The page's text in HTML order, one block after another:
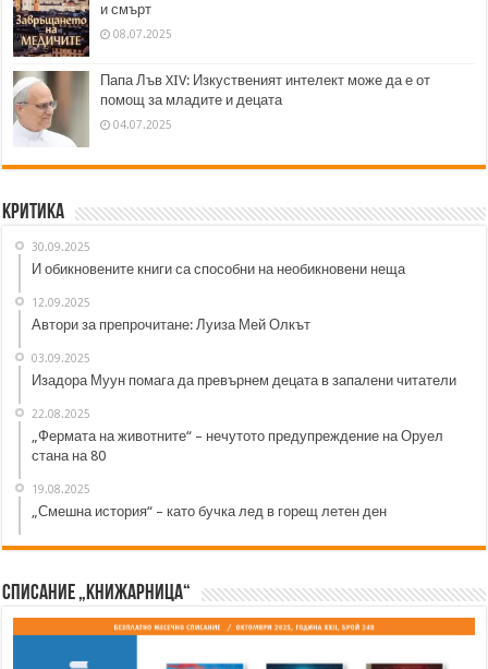
и смърт
08.07.2025
Папа Лъв XIV: Изкуственият интелект може да е от
помощ за младите и децата
04.07.2025
Критика
30.09.2025
И обикновените книги са способни на необикновени неща
12.09.2025
Автори за препрочитане: Луиза Мей Олкът
03.09.2025
Изадора Муун помага да превърнем децата в запалени читатели
22.08.2025
„Фермата на животните“ – нечутото предупреждение на Оруел
стана на 80
19.08.2025
„Смешна история“ – като бучка лед в горещ летен ден
Списание „Книжарница“